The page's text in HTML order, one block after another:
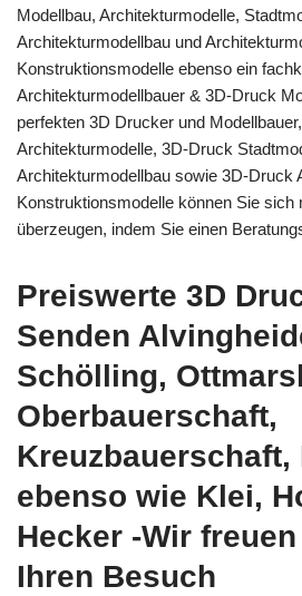
Modellbau, Architekturmodelle,
Architekturmodellbau und
Konstruktionsmodelle ebenso ein
Architekturmodellbauer & 3D-Druck
perfekten 3D Drucker und
Architekturmodelle, 3D-Druck
Architekturmodellbau sowie 3D-Druck
Konstruktionsmodelle können Sie sich
überzeugen, indem Sie einen
Preiswerte 3D
Senden
Schölling,
Oberbauerschaft,
Kreuzbauerschaft,
ebenso wie Klei,
Hecker -Wir
Ihren Besuch